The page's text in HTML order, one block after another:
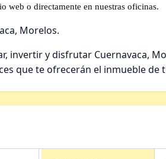
web o directamente en nuestras oficinas.
Morelos.
invertir y disfrutar Cuernavaca,
que te ofrecerán el inmueble de